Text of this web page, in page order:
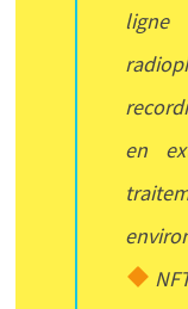
ligne
en